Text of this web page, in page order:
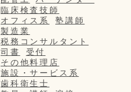
臨床検査技師
オフィス系
塾講師
製造業
税務コンサルタント
司書
受付
その他料理店
施設・サービス系
歯科衛生士